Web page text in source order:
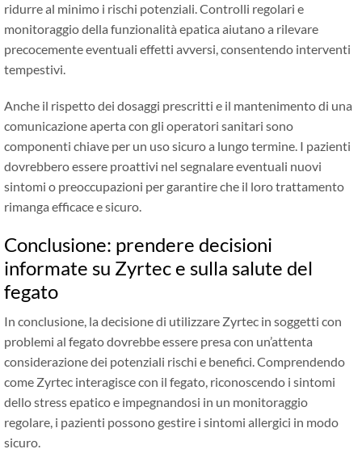
ridurre al minimo i rischi potenziali. Controlli regolari e
monitoraggio della funzionalità epatica aiutano a rilevare
precocemente eventuali effetti avversi, consentendo interventi
tempestivi.
Anche il rispetto dei dosaggi prescritti e il mantenimento di una
comunicazione aperta con gli operatori sanitari sono
componenti chiave per un uso sicuro a lungo termine. I pazienti
dovrebbero essere proattivi nel segnalare eventuali nuovi
sintomi o preoccupazioni per garantire che il loro trattamento
rimanga efficace e sicuro.
Conclusione: prendere decisioni
informate su Zyrtec e sulla salute del
fegato
In conclusione, la decisione di utilizzare Zyrtec in soggetti con
problemi al fegato dovrebbe essere presa con un’attenta
considerazione dei potenziali rischi e benefici. Comprendendo
come Zyrtec interagisce con il fegato, riconoscendo i sintomi
dello stress epatico e impegnandosi in un monitoraggio
regolare, i pazienti possono gestire i sintomi allergici in modo
sicuro.